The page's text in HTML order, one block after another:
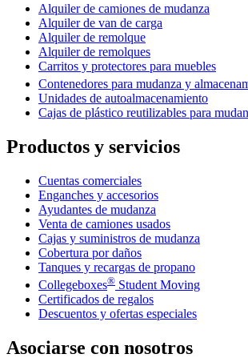
Alquiler de camiones de mudanza
Alquiler de van de carga
Alquiler de remolque
Alquiler de remolques
Carritos y protectores para muebles
Contenedores para mudanza y
Unidades de autoalmacenamiento
Cajas de plástico reutilizables para
Productos y servicios
Cuentas comerciales
Enganches y accesorios
Ayudantes de mudanza
Venta de camiones usados
Cajas y suministros de mudanza
Cobertura por daños
Tanques y recargas de propano
Collegeboxes® Student Moving
Certificados de regalos
Descuentos y ofertas especiales
Asociarse con nosotros